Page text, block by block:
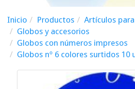
Inicio Productos
Artículos
Globos y accesorios
Globos con números impresos
Globos nº 6 colores surtidos 10